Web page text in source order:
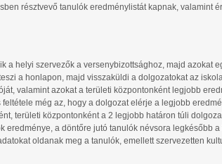
résztvevő tanulók eredménylistát kapnak, valamint
helyi szervezők a versenybizottsághoz, majd azokat
a honlapon, majd visszaküldi a dolgozatokat az
valamint azokat a területi központonként legjobb
még az, hogy a dolgozat elérje a legjobb
területi központonként a 2 legjobb határon túli
eredménye, a döntőre jutó tanulók névsora legkésőbb
oldanak meg a tanulók, emellett szervezetten